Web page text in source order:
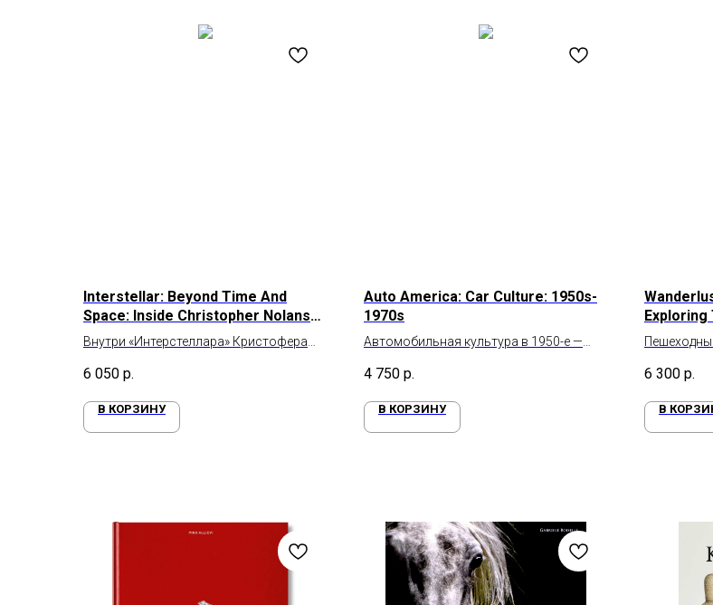
Interstellar: Beyond Time And
Space: Inside Christopher Nolans
Sci-Fi Epic
Внутри «Интерстеллара» Кристофера
6 050 р.
В КОРЗИНУ
Auto America: Car Culture: 1950s-
1970s
Автомобильная культура в 1950-е —
4 750 р.
В КОРЗИНУ
6 300 р.
В